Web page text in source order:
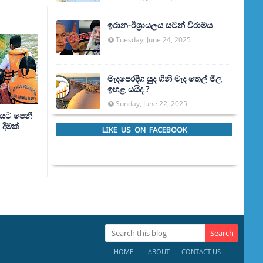
පෙනී
දීමක්
ඉරාන-ඊශ්‍රායලය සටන් විරාමය
Tuesday, June 24, 2025
මැදපෙරදිග යුද ගිනි මැද තෙල් මිල
ඉහළ යයිද ?
Sunday, June 22, 2025
LIKE US ON FACEBOOK
HOME ABOUT CONTACT US